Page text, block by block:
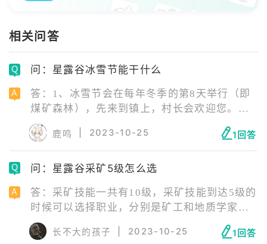
相关问答
问：星露谷冰雪节能干什么
答：1、冰雪节会在每年冬季的第8天举行（即
煤矿森林），先来到镇上，村长会欢迎您。
2、煤矿森林的场地里会设立冰雕和冰屋，玩家
可以与潘姆、威利和艾利欧特一起参加冰钓比
赛。冰钓时的窟窿很小，给钓鱼造成一点难
度。 3、星露谷物语的冰雪节奖励规则是：需
钩、精装旋式鱼饵和磁铁），可以用于钓鱼时
搭配鱼竿使用。
鹿鸣 2023-10-25 1回答
问：星露谷采矿5级怎么选
答：采矿技能一共有10级，采矿技能到达5级的
时候可以选择职业，分别是矿工和地质学家职
业，建议选择地质学家。因为宝石比较稀有，
挖到的概率不高，但是地质学家附带的技能：
长不大的孩子 2023-10-25 1回答